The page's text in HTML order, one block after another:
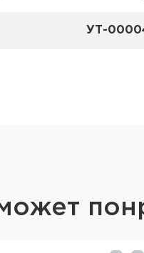
УТ-